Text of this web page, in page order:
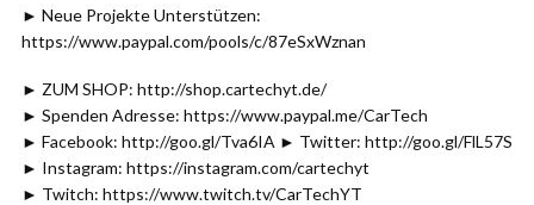
► Neue Projekte Unterstützen:
https://www.paypal.com/pools/c/87eSxWznan
► ZUM SHOP: http://shop.cartechyt.de/
► Spenden Adresse: https://www.paypal.me/CarTech
► Facebook: http://goo.gl/Tva6IA ► Twitter: http://goo.gl/FlL57S
► Instagram: https://instagram.com/cartechyt
► Twitch: https://www.twitch.tv/CarTechYT